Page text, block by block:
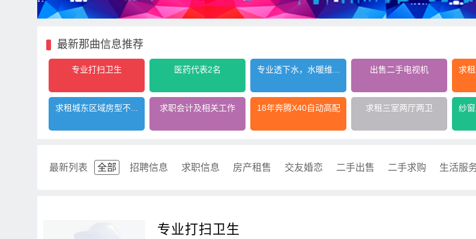
最新那曲信息推荐
专业打扫卫生 医药代表2名 专业透下水，水暖维... 出售二手电视机 求
求租城东区域房型不... 求职会计及相关工作 18年奔腾X40自动高配 求租三室两厅两卫 纱
最新列表 全部 招聘信息 求职信息 房产租售 交友婚恋 二手出售 二手求购 生活服
专业打扫卫生